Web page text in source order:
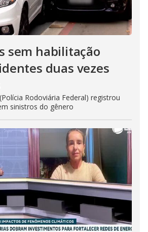
sem habilitação
duas vezes
Rodoviária Federal) registrou
sinistros do gênero